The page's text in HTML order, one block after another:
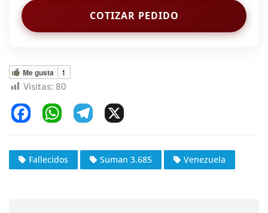
COTIZAR PEDIDO
Me gusta 1
Visitas: 80
c
e
W
at
s
e
gr
Fallecidos Suman 3.685 Venezuela